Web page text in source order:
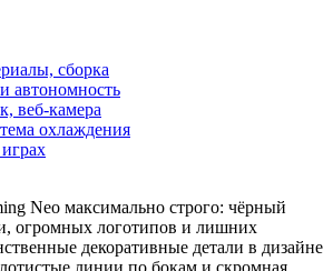
сборка
автономность
веб-камера
охлаждения
Neo максимально строго: чёрный
огромных логотипов и лишних
декоративные детали в дизайне
линии по бокам и скромная